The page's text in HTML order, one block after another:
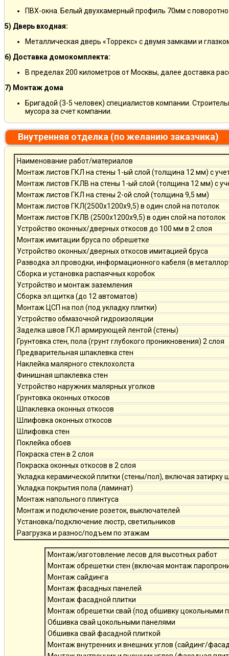
ПВХ-окна. Белый двухкамерный профиль 70мм с
5) Дверь входная:
Металлическая дверь «Торрекс» с двумя замками и
6) Доставка домокомплекта:
В пределах 200 километров от Москвы, далее доставка
7) Монтаж дома
Бригадой (3-5 человек) специалистов компании.
мусора за счет компании.
Внутренняя отделка (по желанию заказчика)
Наименование работ/материалов
Монтаж листов ГКЛ на стены 1-ый слой (толщина 12 мм) с
Монтаж листов ГКЛВ на стены 1-ый слой (толщина 12 мм) с
Монтаж листов ГКЛ на стены 2-ой слой (толщина 9,5 мм)
Монтаж листов ГКЛ(2500х1200х9,5) в один слой на потолок
Монтаж листов ГКЛВ (2500х1200х9,5) в один слой на потолок
Устройство оконных/дверных откосов до 100 мм в 2 слоя
Монтаж имитации бруса по обрешетке
Устройство оконных/дверных откосов имитацией бруса
Разводка эл.проводки, информационного кабеля (в
Сборка и установка распаячных коробок
Устройство и монтаж заземления
Сборка эл.щитка (до 12 автоматов)
Монтаж ЦСП на пол (под укладку плитки)
Устройство обмазочной гидроизоляции
Заделка швов ГКЛ армирующей лентой (стены)
Грунтовка стен, пола (грунт глубокого проникновения) 2 слоя
Предварительная шпаклевка стен
Наклейка малярного стеклохолста
Финишная шпаклевка стен
Устройство наружних малярных уголков
Грунтовка оконных откосов
Шпаклевка оконных откосов
Шлифовка оконных откосов
Шлифовка стен
Поклейка обоев
Покраска стен в 2 слоя
Покраска оконных откосов в 2 слоя
Укладка керамической плитки (стены/пол), включая затирку
Укладка покрытия пола (ламинат)
Монтаж напольного плинтуса
Монтаж и подключение розеток, выключателей
Установка/подключение люстр, светильников
Разгрузка и разнос/подъем по этажам
Монтаж/изготовление лесов для высотных работ
Монтаж обрешетки стен (включая монтаж
Монтаж сайдинга
Монтаж фасадных панелей
Монтаж фасадной плитки
Монтаж обрешетки свай (под обшивку цокольными
Обшивка свай цокольными панелями
Обшивка свай фасадной плиткой
Монтаж внутренних и внешних углов (сайдинг/